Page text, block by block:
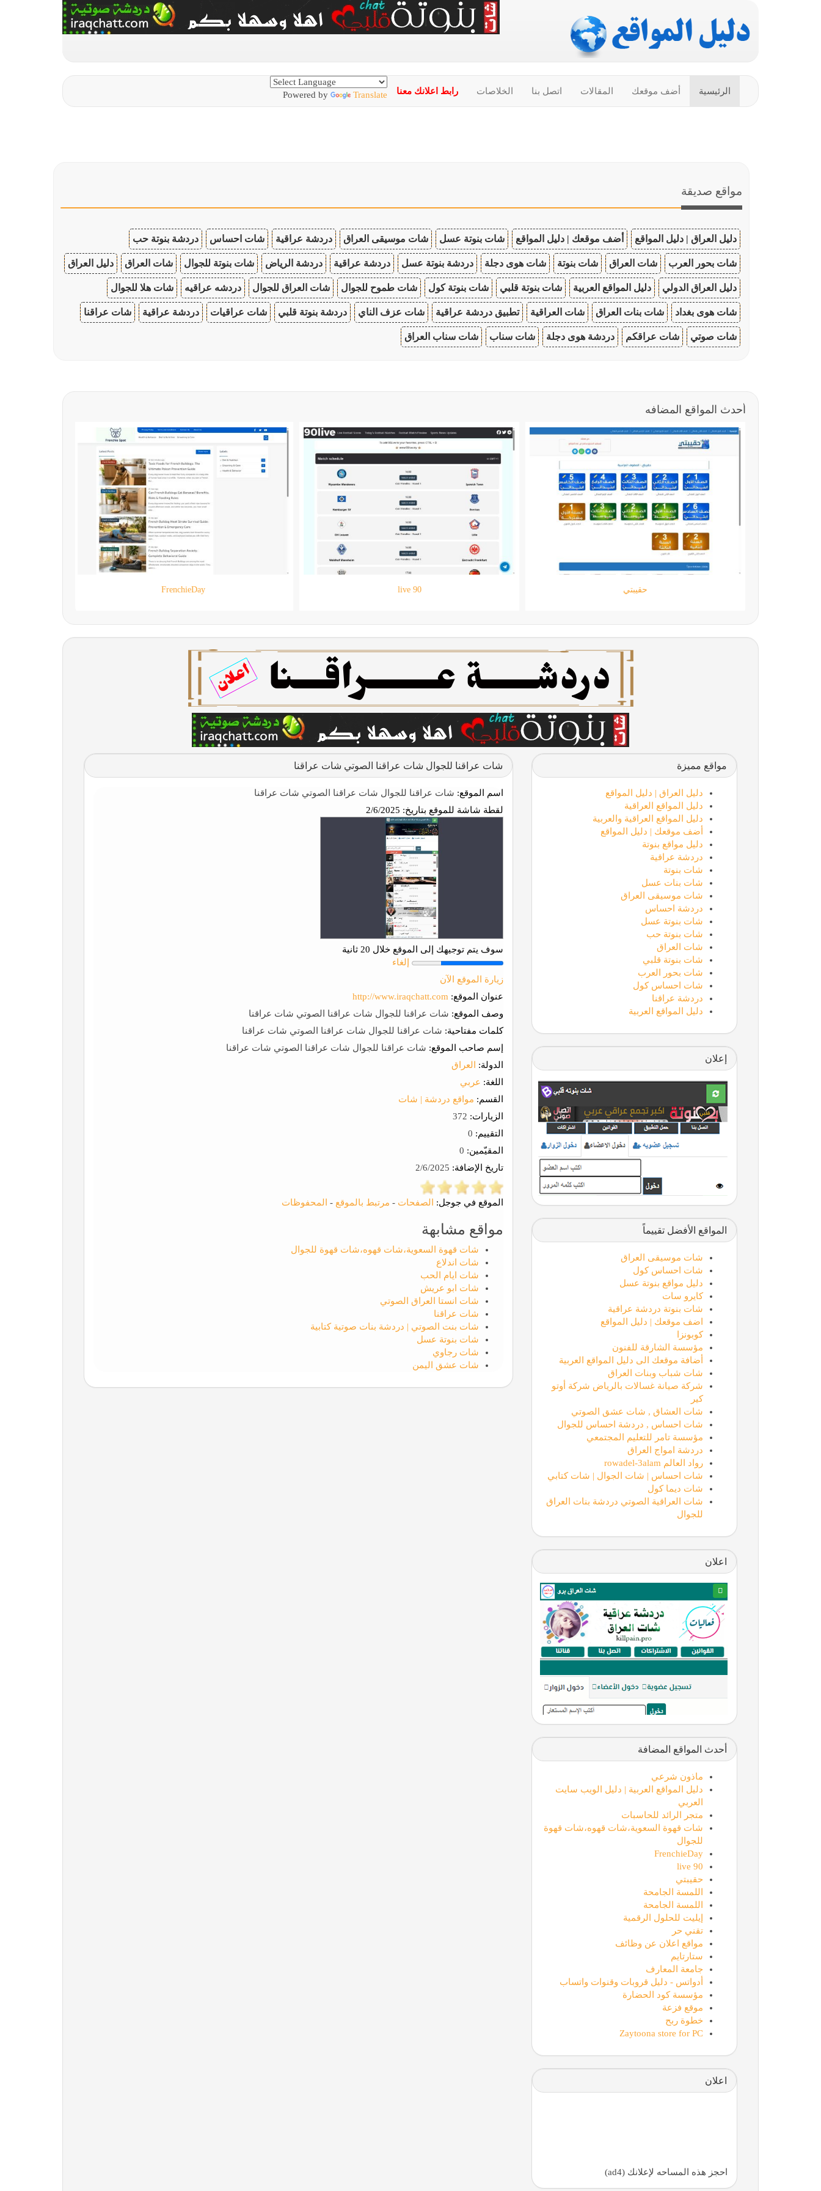
الرئيسية أضف موقعك المقالات اتصل بنا الخلاصات رابط اعلانك معنا Powered by Translate
مواقع صديقة
دليل العراق | دليل المواقع أضف موقعك | دليل المواقع شات بنوتة عسل شات موسيقى العراق دردشة عراقية شات احساس دردشة بنوتة حب
شات بحور العرب شات العراق شات بنوتة شات هوى دجلة دردشة بنوتة عسل دردشة عراقية دردشة الرياض شات بنوتة للجوال شات العراق دليل العراق
دليل العراق الدولي دليل المواقع العربية شات بنوتة قلبي شات بنوتة كول شات طموح للجوال شات العراق للجوال دردشه عراقيه شات هلا للجوال
شات هوى بغداد شات بنات العراق شات العراقية تطبيق دردشة عراقية شات عزف الناي دردشة بنوتة قلبي شات عراقيات دردشة عراقية شات عراقنا
شات صوتي شات عراقكم دردشة هوى دجلة شات سناب شات سناب العراق
أحدث المواقع المضافه
90 live حقيبتي اللمسة الجامحة
شات عراقنا للجوال شات عراقنا الصوتي شات عراقنا
اسم الموقع: شات عراقنا للجوال شات عراقنا الصوتي شات عراقنا
لقطة شاشة للموقع بتاريخ:
سوف يتم توجيهك إلى الموقع خلال 20 ثانية
إلغاء
زيارة الموقع الآن
عنوان الموقع: http://www.iraqchatt.com
وصف الموقع: شات عراقنا للجوال شات عراقنا الصوتي شات عراقنا
كلمات مفتاحية: شات عراقنا للجوال شات عراقنا الصوتي شات عراقنا
إسم صاحب الموقع: شات عراقنا للجوال شات عراقنا الصوتي شات عراقنا
الدولة:
العراق
اللغة: عربي
القسم: مواقع دردشة | شات
الزيارات:
التقييم:
المقيّمين:
تاريخ الإضافة:
الموقع في جوجل: الصفحات - مرتبط بالموقع - المحفوظات
مواقع مشابهة
شات قهوة السعوية،شات قهوه،شات قهوة للجوال
شات اندلاع
شات ايام الحب
شات ابو عريش
شات انستا العراق الصوتي
شات عراقنا
شات بنت الصوتي | دردشة بنات صوتية كتابية
شات بنوتة عسل
شات رجاوي
شات عشق اليمن
مواقع مميزة
دليل العراق | دليل المواقع
دليل المواقع العراقية
دليل المواقع العراقية والعربية
أضف موقعك | دليل المواقع
دليل مواقع بنوتة
دردشة عراقية
شات بنوتة
شات بنات عسل
شات موسيقى العراق
دردشة احساس
شات بنوتة عسل
شات بنوتة حب
شات العراق
شات بنوتة قلبي
شات بحور العرب
شات احساس كول
دردشة عراقنا
دليل المواقع العربية
إعلان
المواقع الأفضل تقييماً
شات موسيقى العراق
شات احساس كول
دليل مواقع بنوتة عسل
كايرو سات
شات بنوتة دردشة عراقية
اضف موقعك | دليل المواقع
كوبونزا
مؤسسة الشارقة للفنون
أضافة موقعك الى دليل المواقع العربية
شات شباب وبنات العراق
شركة صيانة غسالات بالرياض شركة أوتو
كير
شات العشاق , شات عشق الصوتي
شات احساس , دردشة احساس للجوال
مؤسسة تامر للتعليم المجتمعي
دردشة امواج العراق
رواد العالم rowadel-3alam
شات احساس | شات الجوال | شات كتابي
شات ديما كول
شات العراقية الصوتي دردشة بنات العراق
للجوال
اعلان
أحدث المواقع المضافة
ماذون شرعي
دليل المواقع العربية | دليل الويب سايت
العربي
متجر الرائد للحاسبات
شات قهوة السعوية،شات قهوه،شات قهوة
للجوال
FrenchieDay
90 live
حقيبتي
اللمسة الجامحة
اللمسة الجامحة
إيليت للحلول الرقمية
تقني حر
مواقع اعلان عن وظائف
ستارتايم
جامعة المعارف
أدواتس - دليل قروبات وقنوات واتساب
مؤسسة كود الحضارة
موقع فزعة
خطوة ربح
Zaytoona store for PC
اعلان
احجز هذه المساحه لإعلانك (ad4)